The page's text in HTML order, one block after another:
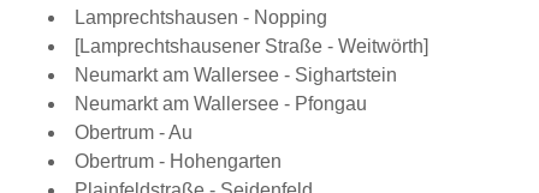
Lamprechtshausen - Nopping
[Lamprechtshausener Straße - Weitwörth]
Neumarkt am Wallersee - Sighartstein
Neumarkt am Wallersee - Pfongau
Obertrum - Au
Obertrum - Hohengarten